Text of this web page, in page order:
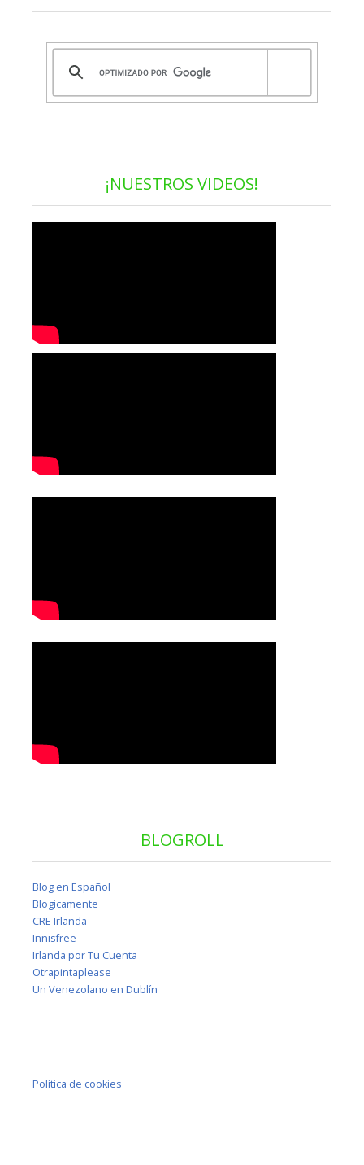
¡NUESTROS VIDEOS!
BLOGROLL
Blog en Español
Blogicamente
CRE Irlanda
Innisfree
Irlanda por Tu Cuenta
Otrapintaplease
Un Venezolano en Dublín
Política de cookies